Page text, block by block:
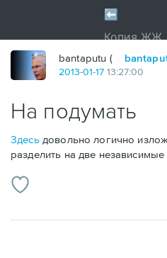
bantaputu (
2013-01-17 13:27:00
На подумать
Здесьдовольно логично
разделить на две